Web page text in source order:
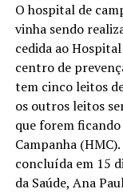
O hospital de
vinha sendo
cedida ao
centro de
tem cinco leitos
os outros leitos
que forem
Campanha
concluída em 15
da Saúde, Ana